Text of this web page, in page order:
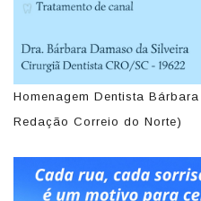
Homenagem Dentista
Redação Correio do Norte)